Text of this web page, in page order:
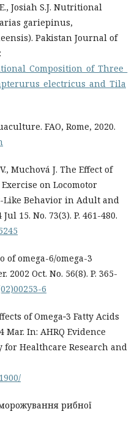
Josiah S.J. Nutritional
gariepinus,
Pakistan Journal of
FAO, Rome, 2020.
Muchová J. The Effect of
on Locomotor
Behavior in Adult and
15. No. 73(3). P. 461-480.
of omega-6/omega-3
Oct. No. 56(8). P. 365-
6
of Omega‐3 Fatty Acids
Mar. In: AHRQ Evidence
for Healthcare Research and
рибної